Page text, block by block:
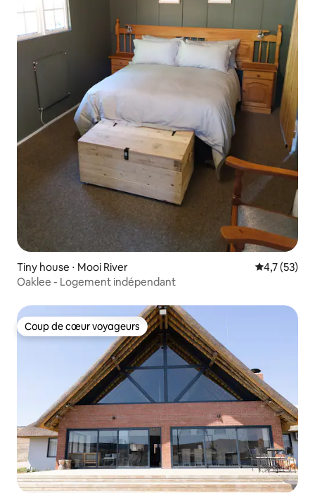
Tiny house ⋅ Mooi River Évaluation
4,7 (53)
Oaklee - Logement indépendant
Coup de cœur voyageurs
Coup de cœur voyageurs